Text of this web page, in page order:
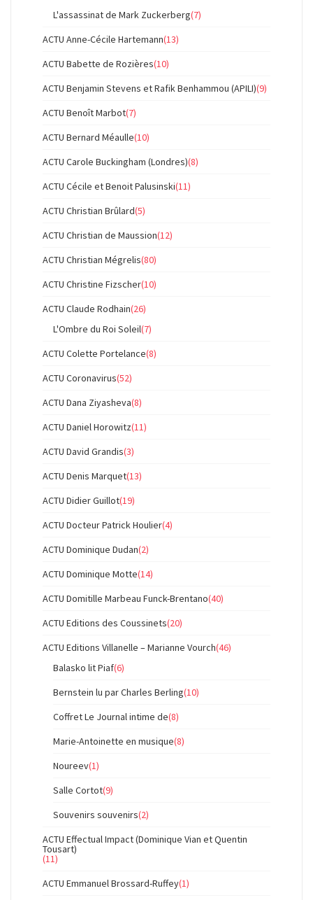
L'assassinat de Mark Zuckerberg(7)
ACTU Anne-Cécile Hartemann(13)
ACTU Babette de Rozières(10)
ACTU Benjamin Stevens et Rafik Benhammou (APILI)(9)
ACTU Benoît Marbot(7)
ACTU Bernard Méaulle(10)
ACTU Carole Buckingham (Londres)(8)
ACTU Cécile et Benoit Palusinski(11)
ACTU Christian Brûlard(5)
ACTU Christian de Maussion(12)
ACTU Christian Mégrelis(80)
ACTU Christine Fizscher(10)
ACTU Claude Rodhain(26)
L'Ombre du Roi Soleil(7)
ACTU Colette Portelance(8)
ACTU Coronavirus(52)
ACTU Dana Ziyasheva(8)
ACTU Daniel Horowitz(11)
ACTU David Grandis(3)
ACTU Denis Marquet(13)
ACTU Didier Guillot(19)
ACTU Docteur Patrick Houlier(4)
ACTU Dominique Dudan(2)
ACTU Dominique Motte(14)
ACTU Domitille Marbeau Funck-Brentano(40)
ACTU Editions des Coussinets(20)
ACTU Editions Villanelle – Marianne Vourch(46)
Balasko lit Piaf(6)
Bernstein lu par Charles Berling(10)
Coffret Le Journal intime de(8)
Marie-Antoinette en musique(8)
Noureev(1)
Salle Cortot(9)
Souvenirs souvenirs(2)
ACTU Effectual Impact (Dominique Vian et Quentin
Tousart)
(11)
ACTU Emmanuel Brossard-Ruffey(1)